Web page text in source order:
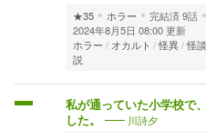
★35
ホラー 完結済9話
2024年8月5日 08:00 更新
ホラー
オカルト 怪異 怪談
説
私が通っていた小学校で
した。
川詩夕